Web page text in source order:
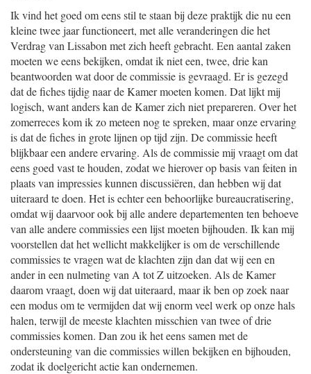
Ik vind het goed om eens stil te staan bij deze praktijk die nu een
kleine twee jaar functioneert, met alle veranderingen die het
Verdrag van Lissabon met zich heeft gebracht. Een aantal zaken
moeten we eens bekijken, omdat ik niet een, twee, drie kan
beantwoorden wat door de commissie is gevraagd. Er is gezegd
dat de fiches tijdig naar de Kamer moeten komen. Dat lijkt mij
logisch, want anders kan de Kamer zich niet prepareren. Over het
zomerreces kom ik zo meteen nog te spreken, maar onze ervaring
is dat de fiches in grote lijnen op tijd zijn. De commissie heeft
blijkbaar een andere ervaring. Als de commissie mij vraagt om dat
eens goed vast te houden, zodat we hierover op basis van feiten in
plaats van impressies kunnen discussiëren, dan hebben wij dat
uiteraard te doen. Het is echter een behoorlijke bureaucratisering,
omdat wij daarvoor ook bij alle andere departementen ten behoeve
van alle andere commissies een lijst moeten bijhouden. Ik kan mij
voorstellen dat het wellicht makkelijker is om de verschillende
commissies te vragen wat de klachten zijn dan dat wij een en
ander in een nulmeting van A tot Z uitzoeken. Als de Kamer
daarom vraagt, doen wij dat uiteraard, maar ik ben op zoek naar
een modus om te vermijden dat wij enorm veel werk op onze hals
halen, terwijl de meeste klachten misschien van twee of drie
commissies komen. Dan zou ik het eens samen met de
ondersteuning van die commissies willen bekijken en bijhouden,
zodat ik doelgericht actie kan ondernemen.